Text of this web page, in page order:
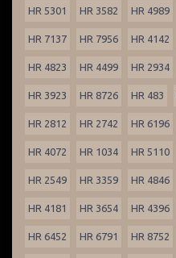
HR 5301 HR 3582 HR 4989
HR 7137 HR 7956 HR 4142
HR 4823 HR 4499 HR 2934
HR 3923 HR 8726 HR 483
HR 2812 HR 2742 HR 6196
HR 4072 HR 1034 HR 5110
HR 2549 HR 3359 HR 4846
HR 4181 HR 3654 HR 4396
HR 6452 HR 6791 HR 8752